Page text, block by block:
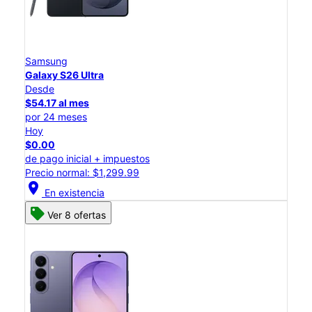
Samsung
Galaxy S26 Ultra
Desde
$54.17 al mes
por 24 meses
Hoy
$0.00
de pago inicial + impuestos
Precio normal: $1,299.99
location_on En existencia
Ver 8 ofertas